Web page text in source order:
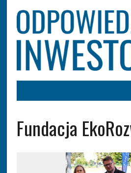
Fundacja